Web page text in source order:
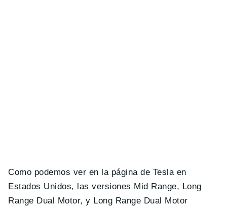
Como podemos ver en la página de Tesla en
Estados Unidos, las versiones Mid Range, Long
Range Dual Motor, y Long Range Dual Motor